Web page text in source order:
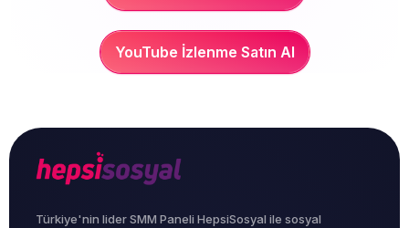
YouTube İzlenme Satın Al
Türkiye'nin lider SMM Paneli HepsiSosyal ile sosyal